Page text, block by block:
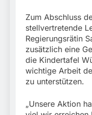
Zum Abschluss
stellvertretende
Regierungsrätin
zusätzlich eine
die Kindertafel
wichtige Arbeit
zu unterstützen.
„Unsere Aktion